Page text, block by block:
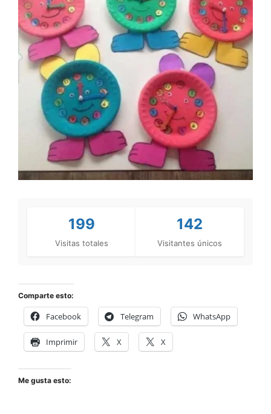
199
Visitas totales
142
Visitantes únicos
Comparte esto:
Facebook Telegram WhatsApp
Imprimir X X
Me gusta esto: